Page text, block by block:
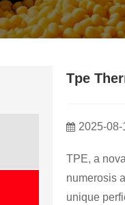
Tpe
2025-08-
TPE, a
numerosis
unique